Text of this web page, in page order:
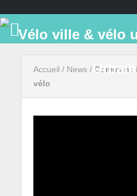
Accueil / News/ Comment
vélo